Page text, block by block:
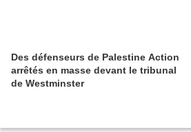
Des défenseurs de Palestine Action
arrêtés en masse devant le tribunal
de Westminster